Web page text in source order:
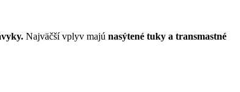
Najväčší vplyv majú nasýtené tuky a transmastné